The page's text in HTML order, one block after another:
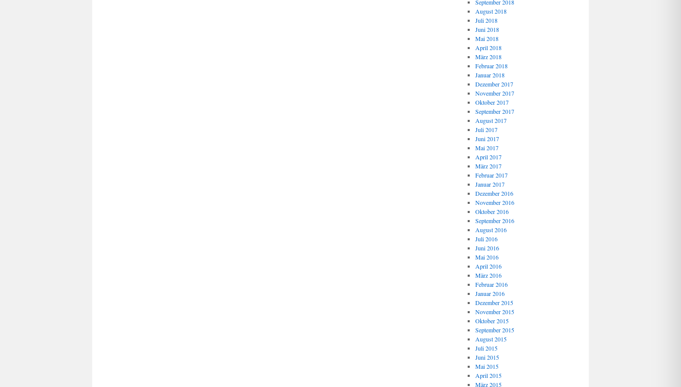
September 2018
August 2018
Juli 2018
Juni 2018
Mai 2018
April 2018
März 2018
Februar 2018
Januar 2018
Dezember 2017
November 2017
Oktober 2017
September 2017
August 2017
Juli 2017
Juni 2017
Mai 2017
April 2017
März 2017
Februar 2017
Januar 2017
Dezember 2016
November 2016
Oktober 2016
September 2016
August 2016
Juli 2016
Juni 2016
Mai 2016
April 2016
März 2016
Februar 2016
Januar 2016
Dezember 2015
November 2015
Oktober 2015
September 2015
August 2015
Juli 2015
Juni 2015
Mai 2015
April 2015
März 2015